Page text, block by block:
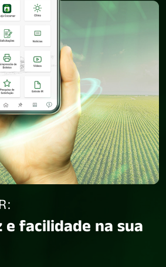
e facilidade na sua